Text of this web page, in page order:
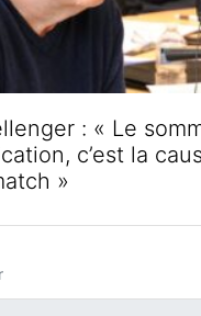
: « Le
c’est la
»